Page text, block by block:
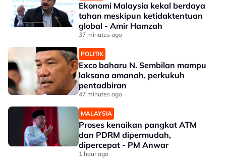
Ekonomi Malaysia kekal berdaya
tahan meskipun ketidaktentuan
global - Amir Hamzah
37 minutes ago
POLITIK
Exco baharu N. Sembilan mampu
laksana amanah, perkukuh
pentadbiran
47 minutes ago
MALAYSIA
Proses kenaikan pangkat ATM
dan PDRM dipermudah,
dipercepat - PM Anwar
1 hour ago